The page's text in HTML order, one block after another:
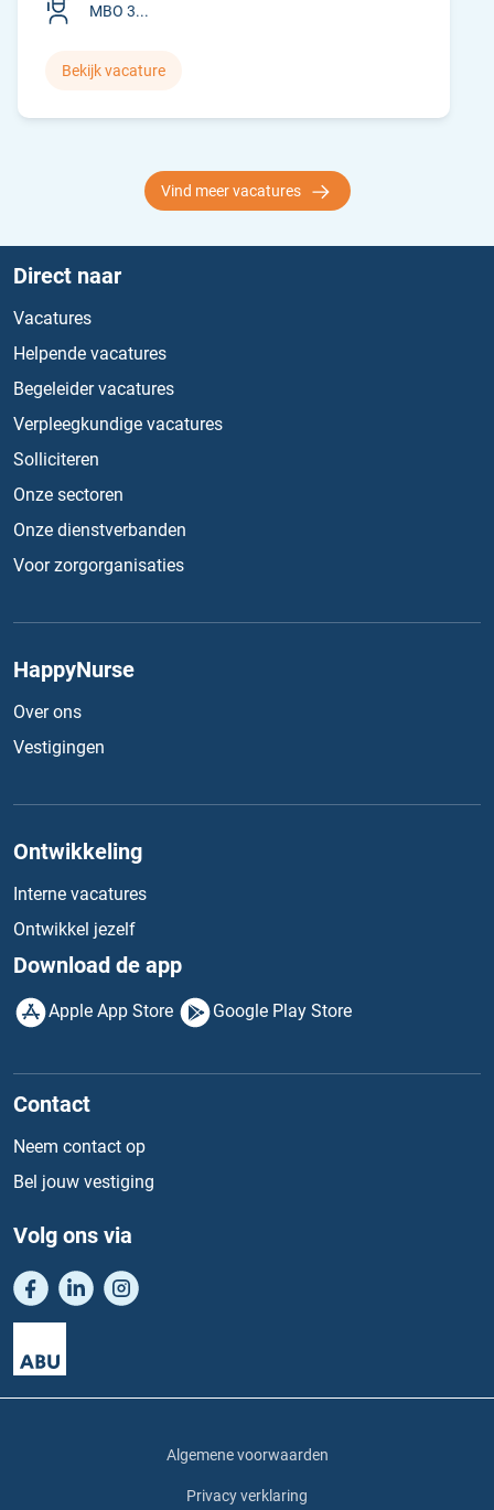
MBO 3...
Bekijk vacature
Vind meer vacatures
Direct naar
Vacatures
Helpende vacatures
Begeleider vacatures
Verpleegkundige vacatures
Solliciteren
Onze sectoren
Onze dienstverbanden
Voor zorgorganisaties
HappyNurse
Over ons
Vestigingen
Ontwikkeling
Interne vacatures
Ontwikkel jezelf
Download de app
Apple App Store Google Play Store
Contact
Neem contact op
Bel jouw vestiging
Volg ons via
Algemene voorwaarden
Privacy verklaring